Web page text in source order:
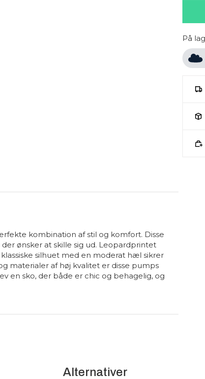
På
kombination af stil og komfort. Disse
ønsker at skille sig ud. Leopardprintet
silhuet med en moderat hæl sikrer
materialer af høj kvalitet er disse pumps
en sko, der både er chic og behagelig, og
Alternativer